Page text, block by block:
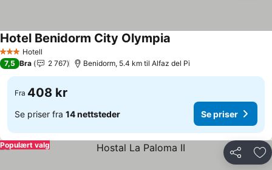
3 StjernerHotell
Hotel Benidorm City Olympia
7,5 Bra 2 767 Benidorm, 5.4 km til Alfaz del Pi
Fra 408 kr
Se priser fra 14 nettsteder Se priser
Del
Populært valg